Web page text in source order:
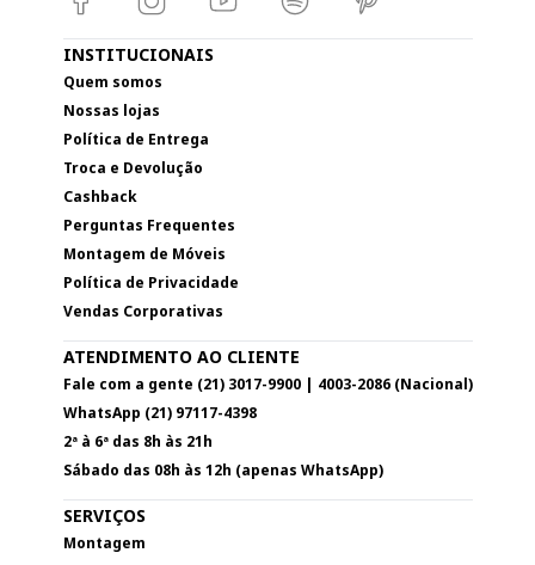
INSTITUCIONAIS
Quem somos
Nossas lojas
Política de Entrega
Troca e Devolução
Cashback
Perguntas Frequentes
Montagem de Móveis
Política de Privacidade
Vendas Corporativas
ATENDIMENTO AO CLIENTE
Fale com a gente (21) 3017-9900 | 4003-2086 (Nacional)
WhatsApp (21) 97117-4398
2ª à 6ª das 8h às 21h
Sábado das 08h às 12h (apenas WhatsApp)
SERVIÇOS
Montagem